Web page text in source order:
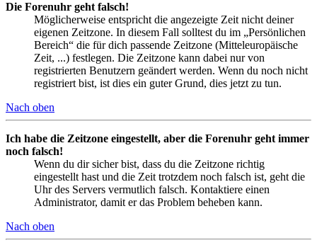
Die Forenuhr geht falsch!
Möglicherweise entspricht die angezeigte Zeit nicht deiner
eigenen Zeitzone. In diesem Fall solltest du im „Persönlichen
Bereich“ die für dich passende Zeitzone (Mitteleuropäische
Zeit, ...) festlegen. Die Zeitzone kann dabei nur von
registrierten Benutzern geändert werden. Wenn du noch nicht
registriert bist, ist dies ein guter Grund, dies jetzt zu tun.
Nach oben
Ich habe die Zeitzone eingestellt, aber die Forenuhr geht immer
noch falsch!
Wenn du dir sicher bist, dass du die Zeitzone richtig
eingestellt hast und die Zeit trotzdem noch falsch ist, geht die
Uhr des Servers vermutlich falsch. Kontaktiere einen
Administrator, damit er das Problem beheben kann.
Nach oben